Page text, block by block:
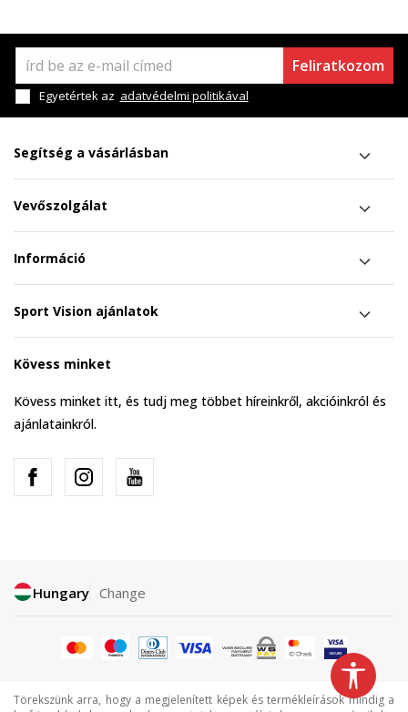
Feliratkozom
Egyetértek az adatvédelmi politikával
Segítség a vásárlásban
Vevőszolgálat
Információ
Sport Vision ajánlatok
Kövess minket
Kövess minket itt, és tudj meg többet híreinkről, akcióinkról és
ajánlatainkról.
Hungary Change
Törekszünk arra, hogy a megjelenített képek és termékleírások mindig a